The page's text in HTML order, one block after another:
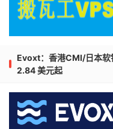
Evoxt：香港CMI/日本软
2.84 美元起